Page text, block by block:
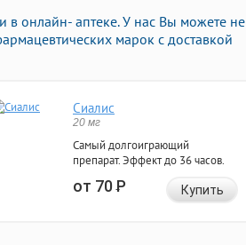
онлайн- аптеке. У нас Вы можете не
марок с доставкой
Сиалис
20 мг
Самый долгоиграющий
препарат. Эффект до 36 часов.
от 70Р Купить